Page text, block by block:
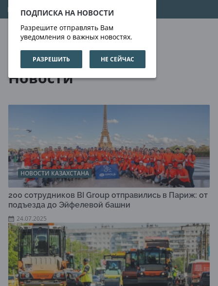
ПОДПИСКА НА НОВОСТИ
Разрешите отправлять Вам
уведомления о важных новостях.
РАЗРЕШИТЬ НЕ СЕЙЧАС
07.08.2026 11:31:36
Новости
Новости
НОВОСТИ КАЗАХСТАНА
200 сотрудников BI Group отправились в Париж: от
подъезда до Эйфелевой башни
24.07.2025